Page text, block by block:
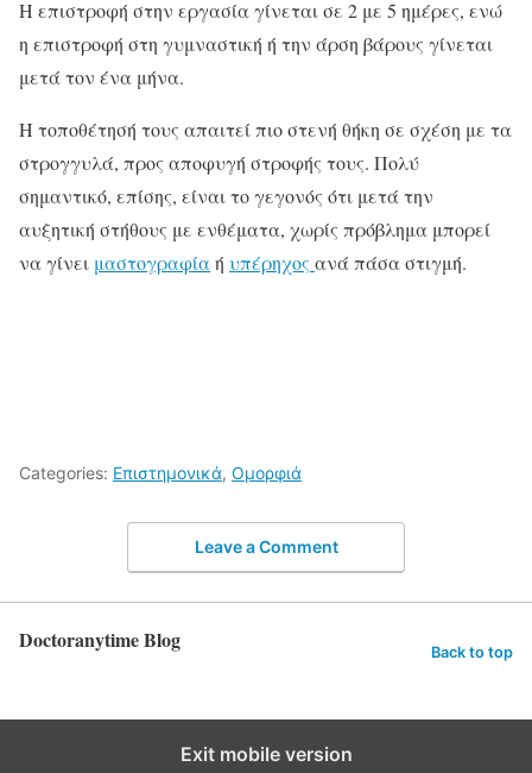
Η επιστροφή στην εργασία γίνεται σε 2 με 5 ημέρες, ενώ
η επιστροφή στη γυμναστική ή την άρση βάρους γίνεται
μετά τον ένα μήνα.
Η τοποθέτησή τους απαιτεί πιο στενή θήκη σε σχέση με τα
στρογγυλά, προς αποφυγή στροφής τους. Πολύ
σημαντικό, επίσης, είναι το γεγονός ότι μετά την
αυξητική στήθους με ενθέματα, χωρίς πρόβλημα μπορεί
να γίνει μαστογραφίαή υπέρηχος ανά πάσα στιγμή.
Categories: Επιστημονικά, Ομορφιά
Leave a Comment
Doctoranytime Blog Back to top
Exit mobile version